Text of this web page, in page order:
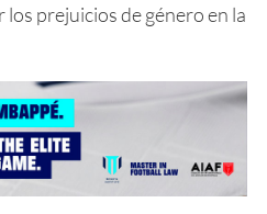
prejuicios de género en la